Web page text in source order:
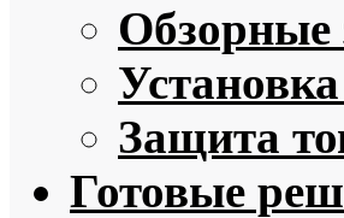
Обзорные
Защита
Готовые